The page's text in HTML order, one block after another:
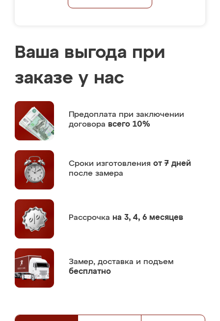
Ваша выгода при
заказе у нас
Предоплата при заключении
договора всего 10%
Сроки изготовления от 7 дней
после замера
Рассрочка на 3, 4, 6 месяцев
Замер, доставка и подъем
бесплатно